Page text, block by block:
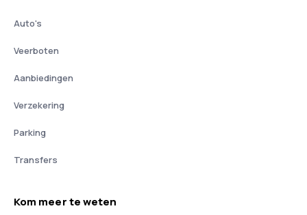
Auto's
Veerboten
Aanbiedingen
Verzekering
Parking
Transfers
Kom meer te weten